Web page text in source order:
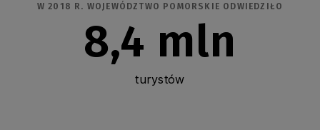
W 2018 R. WOJEWÓDZTWO POMORSKIE ODWIEDZIŁO
8,4 mln
turystów